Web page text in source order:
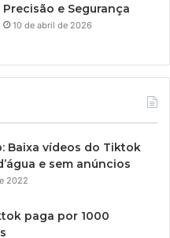
Precisão e Segurança
10 de abril de 2026
Baixa vídeos do Tiktok
e sem anúncios
2022
paga por 1000